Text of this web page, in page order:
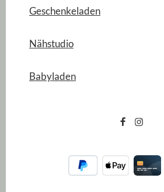
Geschenkeladen
Nähstudio
Babyladen